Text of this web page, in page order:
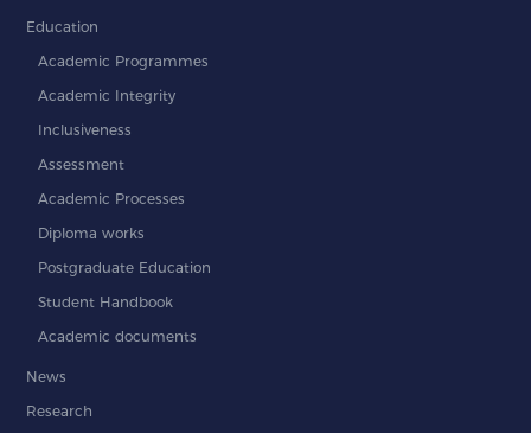
Education
Academic Programmes
Academic Integrity
Inclusiveness
Assessment
Academic Processes
Diploma works
Postgraduate Education
Student Handbook
Academic documents
News
Research